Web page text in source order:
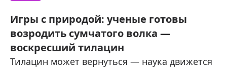
Игры с природой: ученые готовы
возродить сумчатого волка —
воскресший тилацин
Тилацин может вернуться — наука движется